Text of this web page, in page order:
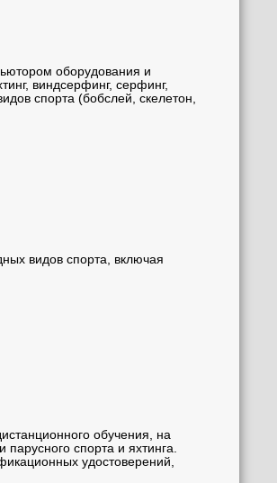
оборудования и
виндсерфинг, серфинг,
спорта (бобслей, скелетон,
видов спорта, включая
обучения, на
спорта и яхтинга.
удостоверений,